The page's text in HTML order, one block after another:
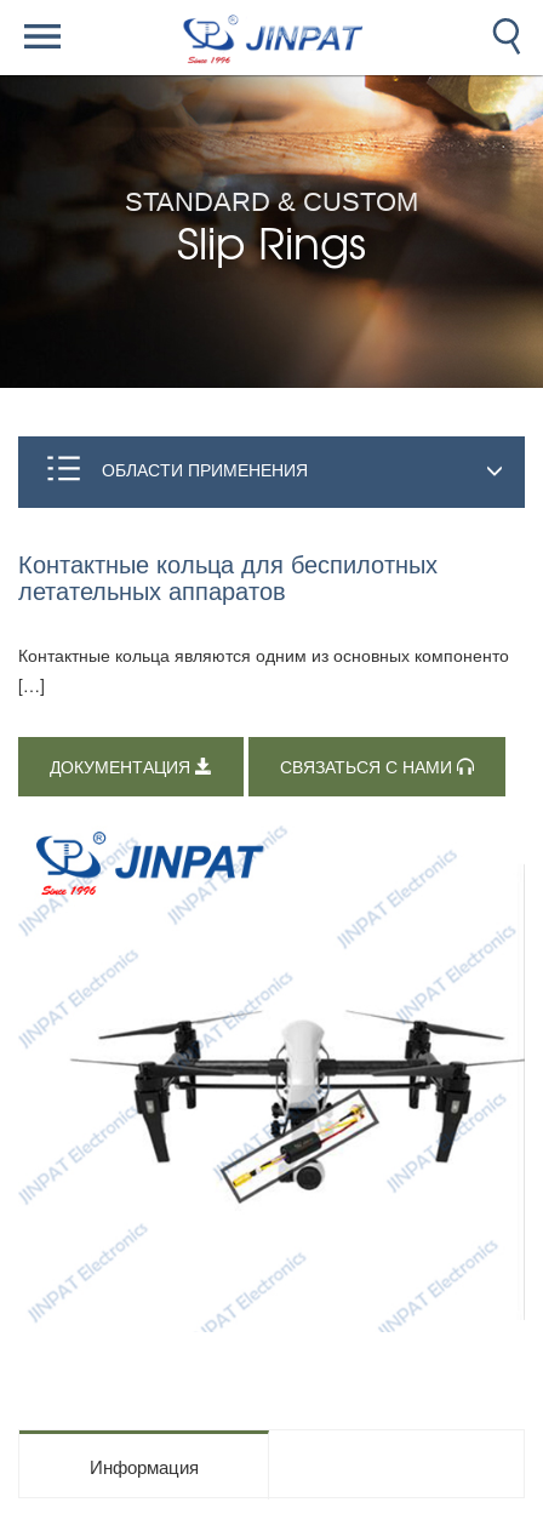
STANDARD & CUSTOM
Slip Rings
ОБЛАСТИ ПРИМЕНЕНИЯ
Контактные кольца для беспилотных
летательных аппаратов
Контактные кольца являются одним из основных компоненто
[…]
ДОКУМЕНТАЦИЯ СВЯЗАТЬСЯ С НАМИ
Информация